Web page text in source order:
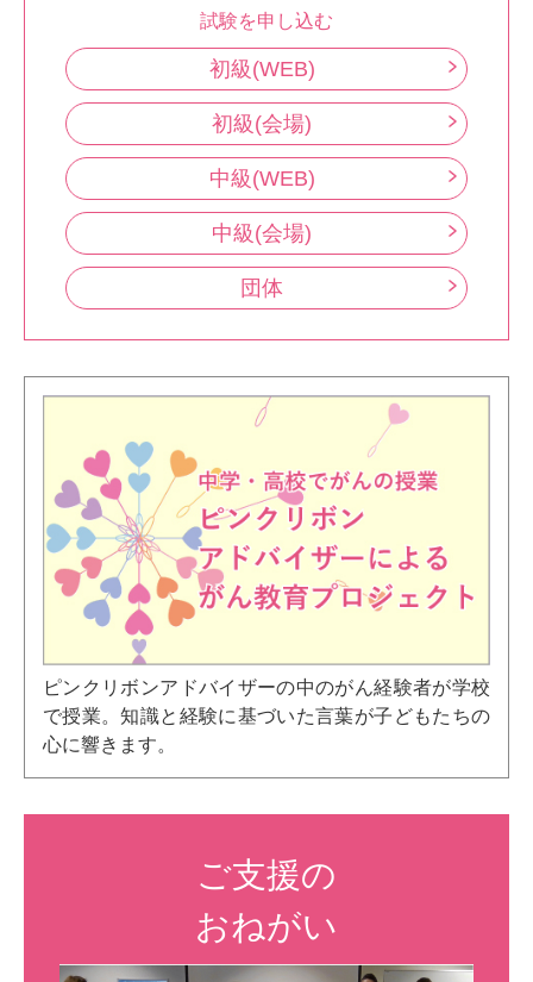
試験を申し込む
初級(WEB)
初級(会場)
中級(WEB)
中級(会場)
団体
ピンクリボンアドバイザーの中のがん経験者が学校
で授業。知識と経験に基づいた言葉が子どもたちの
心に響きます。
ご支援の
おねがい